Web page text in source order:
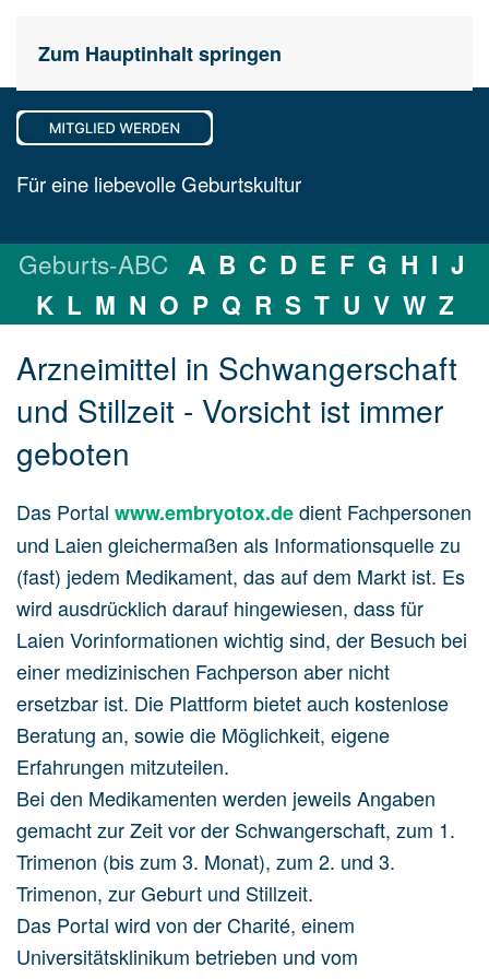
Zum Hauptinhalt springen
Für eine liebevolle Geburtskultur
Geburts-ABC A B C D E F G H I J
K L M N O P Q R S T U V W Z
Arzneimittel in Schwangerschaft
und Stillzeit - Vorsicht ist immer
geboten
Das Portal www.embryotox.dedient Fachpersonen
und Laien gleichermaßen als Informationsquelle zu
(fast) jedem Medikament, das auf dem Markt ist. Es
wird ausdrücklich darauf hingewiesen, dass für
Laien Vorinformationen wichtig sind, der Besuch bei
einer medizinischen Fachperson aber nicht
ersetzbar ist. Die Plattform bietet auch kostenlose
Beratung an, sowie die Möglichkeit, eigene
Erfahrungen mitzuteilen.
Bei den Medikamenten werden jeweils Angaben
gemacht zur Zeit vor der Schwangerschaft, zum 1.
Trimenon (bis zum 3. Monat), zum 2. und 3.
Trimenon, zur Geburt und Stillzeit.
Das Portal wird von der Charité, einem
Universitätsklinikum betrieben und vom